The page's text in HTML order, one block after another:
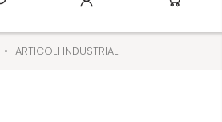
ARTICOLI INDUSTRIALI